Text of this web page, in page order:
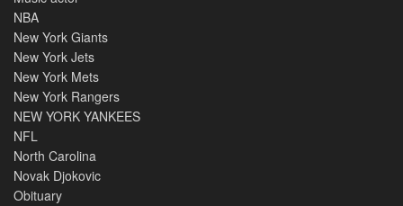
NBA
New York Giants
New York Jets
New York Mets
New York Rangers
NEW YORK YANKEES
NFL
North Carolina
Novak Djokovic
Obituary